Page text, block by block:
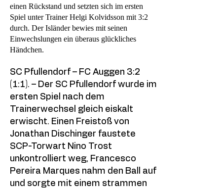
einen Rückstand und setzten sich im ersten
Spiel unter Trainer Helgi Kolvidsson mit 3:2
durch. Der Isländer bewies mit seinen
Einwechslungen ein überaus glückliches
Händchen.
SC Pfullendorf – FC Auggen 3:2
(1:1). – Der SC Pfullendorf wurde im
ersten Spiel nach dem
Trainerwechsel gleich eiskalt
erwischt. Einen Freistoß von
Jonathan Dischinger faustete
SCP-Torwart Nino Trost
unkontrolliert weg, Francesco
Pereira Marques nahm den Ball auf
und sorgte mit einem strammen